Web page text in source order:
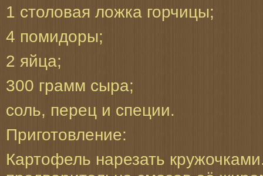
1 столовая ложка горчицы;
4 помидоры;
2 яйца;
300 грамм сыра;
соль, перец и специи.
Приготовление:
Картофель нарезать